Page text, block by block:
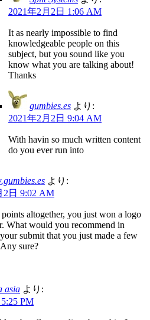
2021年2月2日 1:06 AM
It as nearly impossible to find
knowledgeable people on this
subject, but you sound like you
know what you are talking about!
Thanks
gumbies.es より:
2021年2月2日 9:04 AM
With havin so much written content
do you ever run into
より:
2日 9:02 AM
altogether, you just won a logo
What would you recommend in
submit that you just made a few
sure?
asia より:
PM